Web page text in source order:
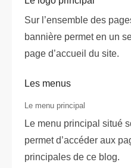
Sur l’ensemble des
bannière permet en un
page d’accueil du site.
Les menus
Le menu principal
Le menu principal situé
permet d’accéder aux
principales de ce blog.